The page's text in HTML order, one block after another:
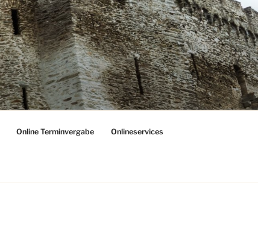
Online Terminvergabe Onlineservices